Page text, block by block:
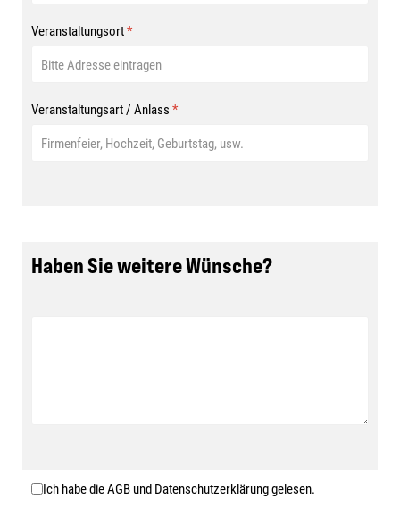
Veranstaltungsort*
Veranstaltungsart / Anlass *
Haben Sie weitere Wünsche?
Ich habe die AGB und Datenschutzerklärung gelesen.